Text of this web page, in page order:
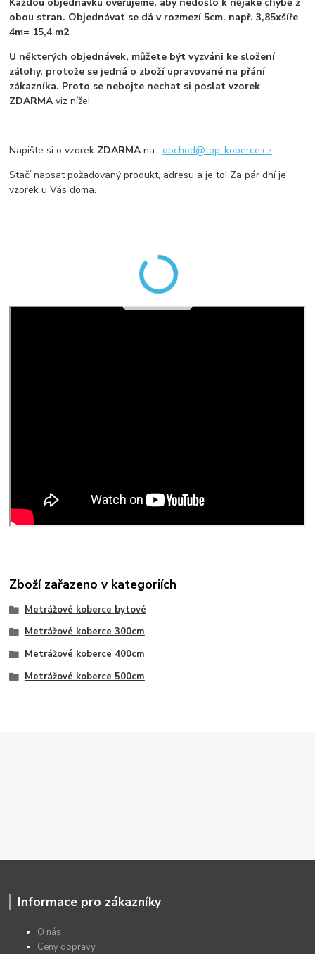
obou stran. Objednávat se dá v rozmezí 5cm. např. 3,85xšíře
4m= 15,4 m2
U některých objednávek, můžete být vyzváni ke složení
zálohy, protože se jedná o zboží upravované na přání
zákazníka. Proto se nebojte nechat si poslat vzorek
ZDARMAviz níže!
Napište si o vzorek ZDARMAna :obchod@top-koberce.cz
Stačí napsat požadovaný produkt, adresu a je to! Za pár dní je
vzorek u Vás doma.
Zboží zařazeno v kategoriích
Metrážové koberce bytové
Metrážové koberce 300cm
Metrážové koberce 400cm
Metrážové koberce 500cm
Informace pro zákazníky
O nás
Ceny dopravy